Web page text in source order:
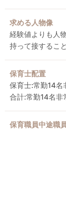
求める人物像
経験値よりも人
持って接するこ
保育士配置
保育士:常勤14名
合計:常勤14名非
保育職員中途職